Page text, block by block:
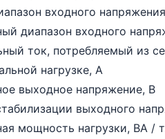
входного
диапазон входного
ток, потребляемый из
нагрузке, А
выходное напряжение, В
выходного
мощность нагрузки, ВА /